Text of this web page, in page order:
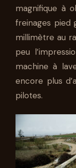
magnifique à
freinages pied
millimètre au
peu
machine à
encore plus
pilotes.